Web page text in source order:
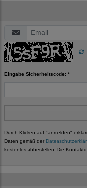
Eingabe Sicherheitscode: *
Durch Klicken auf "anmelden"
Daten gemäß der
kostenlos abbestellen. Die